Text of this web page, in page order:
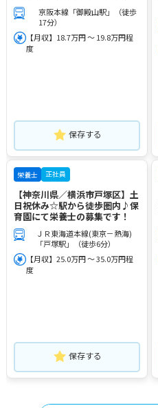
京阪本線「御殿山駅」（徒歩
17分）
【月収】18.7万円 ～ 19.8万円程
度
保存する
栄養士 正社員
【神奈川県／横浜市戸塚区】土
日祝休み☆駅から徒歩圏内♪保
育園にて栄養士の募集です！
ＪＲ東海道本線(東京－熱海)
「戸塚駅」（徒歩6分）
【月収】25.0万円 ～ 35.0万円程
度
保存する